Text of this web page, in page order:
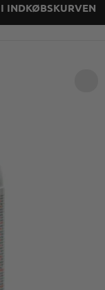
I INDKØBSKURVEN